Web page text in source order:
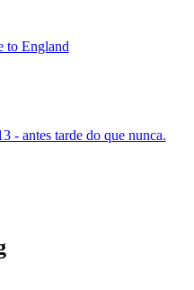
to England
- antes tarde do que nunca.